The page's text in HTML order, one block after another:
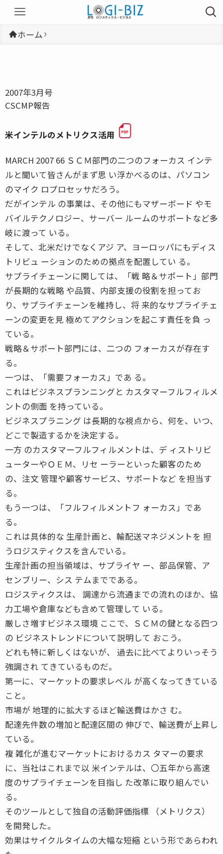
ホーム
2007年3月号
CSCMP報告
米インテルのメトリクス活用
MARCH 2007 66 ＳＣＭ部門の二つのフォーカス インテ
ルと聞いて皆さんがまず思 い浮かべるのは、パソコン
のマイク ロプロセッサだろう。
だがインテル の事業は、その他にもマザーボード やモ
バイルテクノロジー、サーバー ルームのサポートなど多
岐に渡って いる。
そして、北米だけでなくアジ ア、ヨーロッパにもディス
トリビュ ーションのための拠点を配置してい る。
サプライチェーンに関しては、「戦 略＆サポート」部門
が長期的な戦略 や品質、内部支援の役割を担ってお
り、サプライチェーンを維持し、将 来的なサプライチェ
ーンの変更を見 極めてアクションを起こす責任を負 っ
ている。
戦略＆サポート部門には、二つの フォーカスが存在す
る。
一つは、「需要フォーカス」であ る。
これはビジネスプランニングと カスタマーフルフィルメ
ントの側面 を持っている。
ビジネスプラニング は長期的な視点から、何を、いつ、
どこで製造するかを決定する。
一方 のカスタマーフルフィルメントは、デ ィストリビ
ューターやＯＥＭ、リセ ーラーといった顧客のため
の、注文 管理や顧客サービス、サポートなど を担当す
る。
もう一つは、「フルフィルメントフ ォーカス」であ
る。
これは具体的な 生産計画と、輸配送マネジメントを 担
うロジスティクスを含んでいる。
生産計画の担当領域は、サプライヤ ー、部品保管、ア
センブリー、シス テムまでである。
ロジスティクスは、 調達から流通までの流れのほか、協
力工場や倉庫なども含めて管理して いる。
厳しさ増すビジネス環境 ここで、ＳＣＭの鍵となる四つ
の ビジネストレンドについて説明して おこう。
どれも特に新しくはないが、 過去に比べてよりいっそう
強調され てきているものだ。
第一に、マーケットの要求レベル が高くなってきている
こと。
市場が 地理的に拡大するほど輸送費はかさ む。
配達先件数の増加と配達区間の 伸びで、輸送費が上昇し
ている。
複 雑化が進むマーケットにおけるカス タマーの要求
に、当社はこれまで以 米インテルは、〇五年から高速
度のサプライチェーンを目指し た改革に取り組んでい
る。
そのツールとして独自の活動評価指標 （メトリクス）
を開発した。
効果はサイクルタイムの大幅な短縮 という形であらわれ